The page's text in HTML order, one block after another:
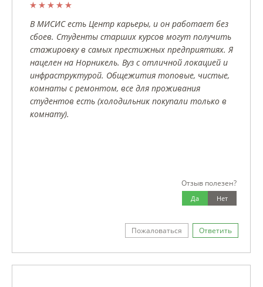
В МИСИС есть Центр карьеры, и он работает без
сбоев. Студенты старших курсов могут получить
стажировку в самых престижных предприятиях. Я
нацелен на Норникель. Вуз с отличной локацией и
инфраструктурой. Общежития топовые, чистые,
комнаты с ремонтом, все для проживания
студентов есть (холодильник покупали только в
комнату).
Отзыв полезен?
Нет
Да
Пожаловаться Ответить